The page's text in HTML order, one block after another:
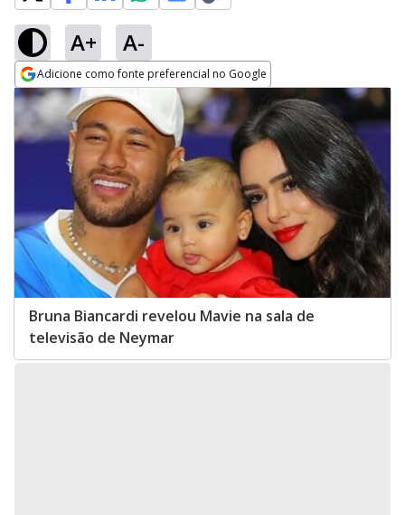
A+ A-
Adicione como fonte preferencial no Google
Opens in new window
Bruna Biancardi revelou Mavie na sala de
televisão de Neymar